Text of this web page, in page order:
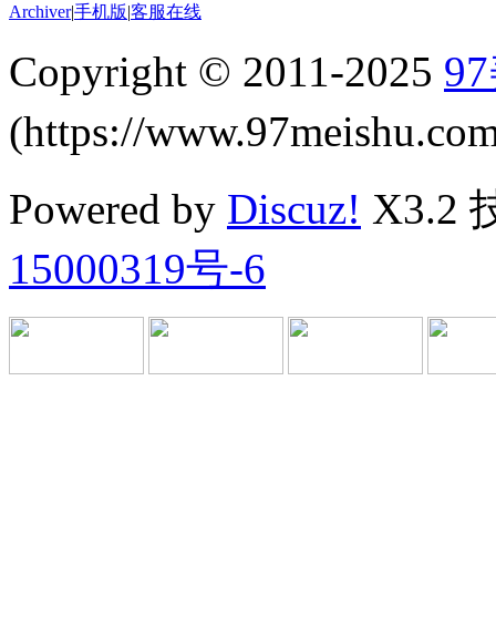
Archiver|手机版|客服在线
Copyright © 2011-2025
(https://
Powered by Discuz! X3.2
15000319号-6